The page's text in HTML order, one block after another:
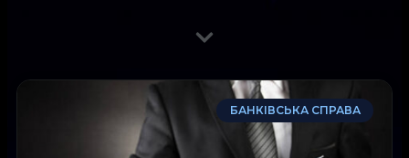
БАНКІВСЬКА СПРАВА